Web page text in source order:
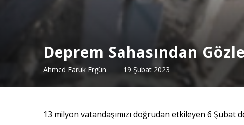
Deprem Sahasından
Ahmed Faruk Ergün 19 Şubat 2023
13 milyon vatandaşımızı doğrudan etkileyen 6 Şubat